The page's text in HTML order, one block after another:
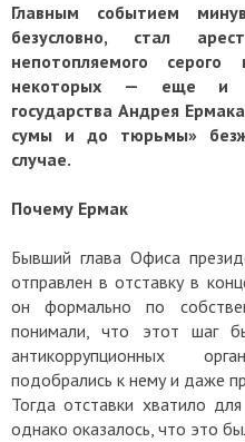
Главным событием
безусловно, стал
непотопляемого
некоторых — еще и
государства Андрея
сумы и до тюрьмы»
случае.
Почему Ермак
Бывший глава Офиса
отправлен в отставку в
он формально по
понимали, что этот шаг
антикоррупционных
подобрались к нему и даже
Тогда отставки хватило
однако оказалось, что это